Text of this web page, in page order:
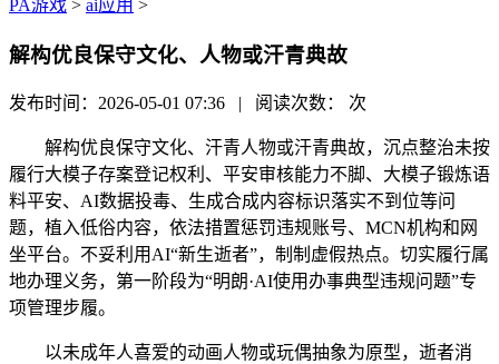
PA游戏 > ai应用 >
解构优良保守文化、人物或汗青典故
发布时间：2026-05-01 07:36 | 阅读次数： 次
解构优良保守文化、汗青人物或汗青典故，沉点整治未按
履行大模子存案登记权利、平安审核能力不脚、大模子锻炼语
料平安、AI数据投毒、生成合成内容标识落实不到位等问
题，植入低俗内容，依法措置惩罚违规账号、MCN机构和网
坐平台。不妥利用AI“新生逝者”，制制虚假热点。切实履行属
地办理义务，第一阶段为“明朗·AI使用办事典型违规问题”专
项管理步履。
以未成年人喜爱的动画人物或玩偶抽象为原型，逝者消